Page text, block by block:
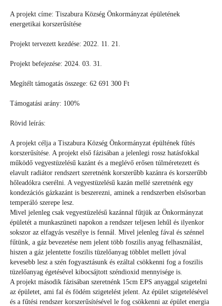
A projekt címe: Tiszabura Község Önkormányzat épületének
energetikai korszerűsítése
Projekt tervezett kezdése: 2022. 11. 21.
Projekt befejezése: 2024. 03. 31.
Megítélt támogatás összege: 62 691 300 Ft
Támogatási arány: 100%
Rövid leírás:
A projekt célja a Tiszabura Község Önkormányzat épültének fűtés
korszerűsítése. A projekt első fázisában a jelenlegi rossz hatásfokkal
működő vegyestüzelésű kazánt és a meglévő erősen túlméretezett és
elavult radiátor rendszert szeretnénk korszerűbb kazánra és korszerűbb
hőleadókra cserélni. A vegyestüzelésű kazán mellé szeretnénk egy
kondezációs gázkazánt is beszerezni, aminek a rendszerben elsősorban
temperáló szerepe lesz.
Mivel jelenleg csak vegyestüzelésű kazánnal fűtjük az Önkormányzat
épületét a munkaszüneti napokon a rendszer teljesen lehűl és ilyenkor
sokszor az elfagyás veszélye is fennál. Mivel jelenleg fával és szénnel
fűtünk, a gáz bevezetése nem jelent több foszilis anyag felhasználást,
hiszen a gáz jelentette foszilis tüzelőanyag többlet mellett jóval
kevesebb lesz a szén fogyasztásunk és ezáltal csökkenni fog a foszilis
tüzelőanyag égetésével kibocsájtott széndioxid mennyisége is.
A projekt második fázisában szeretnénk 15cm EPS anyaggal szigetelni
az épületet, ami fal és födém szigetelést jelent. Az épület szigetelésével
és a fűtési rendszer korszerűsítésével le fog csökkenni az épület energia